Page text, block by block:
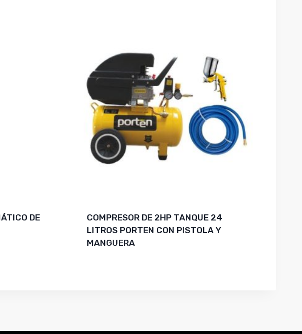
DE
COMPRESOR DE 2HP TANQUE 24
LITROS PORTEN CON PISTOLA Y
MANGUERA